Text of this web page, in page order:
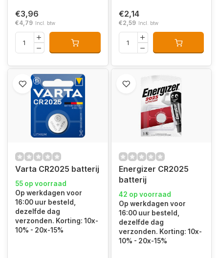
€3,96
€4,79 Incl. btw
€2,14
€2,59 Incl. btw
Varta CR2025 batterij
55 op voorraad
Op werkdagen voor
16:00 uur besteld,
dezelfde dag
verzonden. Korting: 10x-
10% - 20x-15%
Energizer CR2025
batterij
42 op voorraad
Op werkdagen voor
16:00 uur besteld,
dezelfde dag
verzonden. Korting: 10x-
10% - 20x-15%